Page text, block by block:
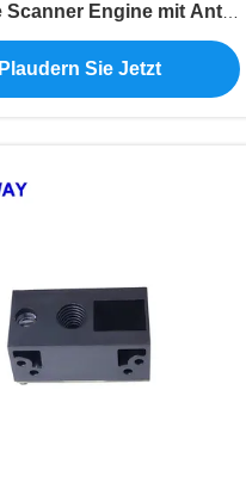
Scanner Engine mit Anti-
für Sonnenlicht
Oberflächen
Plaudern Sie Jetzt